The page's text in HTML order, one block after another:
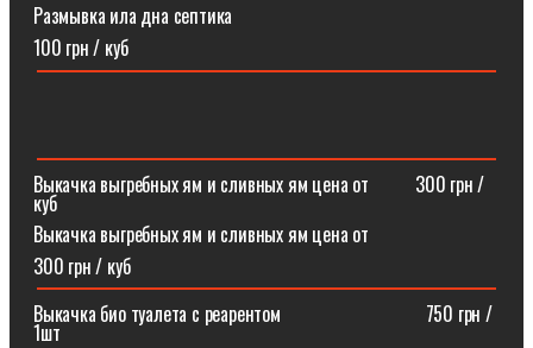
Размывка ила дна септика
100 грн / куб
Выкачка выгребных ям и сливных ям цена от ⠀⠀⠀300 грн /
куб
Выкачка выгребных ям и сливных ям цена от
300 грн / куб
Выкачка био туалета с реарентом ⠀⠀⠀⠀⠀⠀⠀⠀⠀⠀750 грн /
1шт